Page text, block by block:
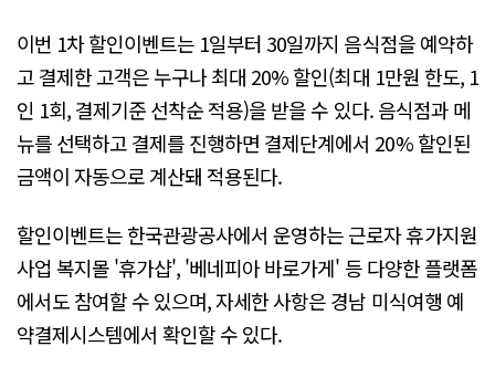
이번 1차 할인이벤트는 1일부터 30일까지 음식점을 예약하
고 결제한 고객은 누구나 최대 20% 할인(최대 1만원 한도, 1
인 1회, 결제기준 선착순 적용)을 받을 수 있다. 음식점과 메
뉴를 선택하고 결제를 진행하면 결제단계에서 20% 할인된
금액이 자동으로 계산돼 적용된다.
할인이벤트는 한국관광공사에서 운영하는 근로자 휴가지원
사업 복지몰 '휴가샵', '베네피아 바로가게' 등 다양한 플랫폼
에서도 참여할 수 있으며, 자세한 사항은 경남 미식여행 예
약결제시스템에서 확인할 수 있다.